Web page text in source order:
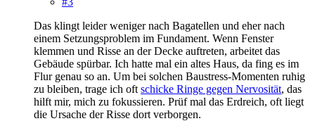
Das klingt leider weniger nach Bagatellen und eher nach
einem Setzungsproblem im Fundament. Wenn Fenster
klemmen und Risse an der Decke auftreten, arbeitet das
Gebäude spürbar. Ich hatte mal ein altes Haus, da fing es im
Flur genau so an. Um bei solchen Baustress-Momenten ruhig
zu bleiben, trage ich oft schicke Ringe gegen Nervosität, das
hilft mir, mich zu fokussieren. Prüf mal das Erdreich, oft liegt
die Ursache der Risse dort verborgen.